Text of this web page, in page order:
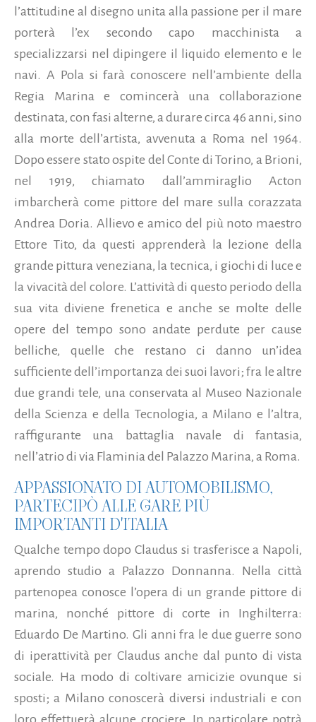
l’attitudine al disegno unita alla passione per il mare
porterà l’ex secondo capo macchinista a
specializzarsi nel dipingere il liquido elemento e le
navi. A Pola si farà conoscere nell’ambiente della
Regia Marina e comincerà una collaborazione
destinata, con fasi alterne, a durare circa 46 anni, sino
alla morte dell’artista, avvenuta a Roma nel 1964.
Dopo essere stato ospite del Conte di Torino, a Brioni,
nel 1919, chiamato dall’ammiraglio Acton
imbarcherà come pittore del mare sulla corazzata
Andrea Doria. Allievo e amico del più noto maestro
Ettore Tito, da questi apprenderà la lezione della
grande pittura veneziana, la tecnica, i giochi di luce e
la vivacità del colore. L’attività di questo periodo della
sua vita diviene frenetica e anche se molte delle
opere del tempo sono andate perdute per cause
belliche, quelle che restano ci danno un’idea
sufficiente dell’importanza dei suoi lavori; fra le altre
due grandi tele, una conservata al Museo Nazionale
della Scienza e della Tecnologia, a Milano e l’altra,
raffigurante una battaglia navale di fantasia,
nell’atrio di via Flaminia del Palazzo Marina, a Roma.
APPASSIONATO DI AUTOMOBILISMO,
PARTECIPÒ ALLE GARE PIÙ
IMPORTANTI D'ITALIA
Qualche tempo dopo Claudus si trasferisce a Napoli,
aprendo studio a Palazzo Donnanna. Nella città
partenopea conosce l’opera di un grande pittore di
marina, nonché pittore di corte in Inghilterra:
Eduardo De Martino. Gli anni fra le due guerre sono
di iperattività per Claudus anche dal punto di vista
sociale. Ha modo di coltivare amicizie ovunque si
sposti; a Milano conoscerà diversi industriali e con